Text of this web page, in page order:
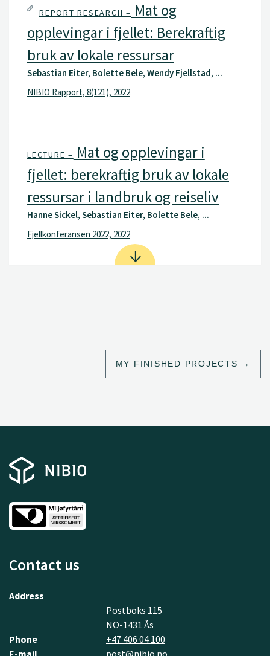
REPORT RESEARCH – Mat og
opplevingar i fjellet: Berekraftig
bruk av lokale ressursar
Sebastian Eiter, Bolette Bele, Wendy Fjellstad, ...
NIBIO Rapport, 8(121), 2022
LECTURE – Mat og opplevingar i
fjellet: berekraftig bruk av lokale
ressursar i landbruk og reiseliv
Hanne Sickel, Sebastian Eiter, Bolette Bele, ...
Fjellkonferansen 2022, 2022
MY FINISHED PROJECTS
Contact us
Address
Postboks 115
NO-1431 Ås
Phone
+47 406 04 100